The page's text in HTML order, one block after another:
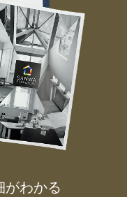
がわかる